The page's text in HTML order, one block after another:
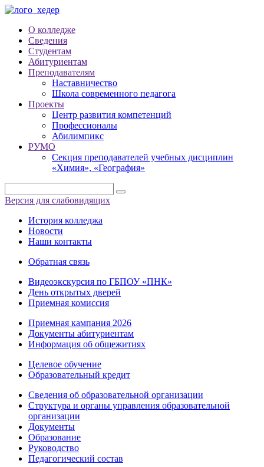
О колледже
Сведения
Студентам
Абитуриентам
Преподавателям
Наставничество
Школа современного педагога
Проекты
Центр развития компетенций
Профессионалы
Абилимпикс
РУМО
Секция преподавателей учебных дисциплин
«Химия», «География»
Версия для слабовидящих
История колледжа
Новости
Наши контакты
Обратная связь
Видеоэкскурсия по ГБПОУ «ПНК»
День открытых дверей
Приемная комиссия
Приемная кампания 2026
Дoкументы абитуриентам
Информация об общежитиях
Целевое обучение
Образовательный кредит
Сведения об образовательной организации
Структура и органы управления образовательной
организации
Документы
Образование
Руководство
Педагогический состав